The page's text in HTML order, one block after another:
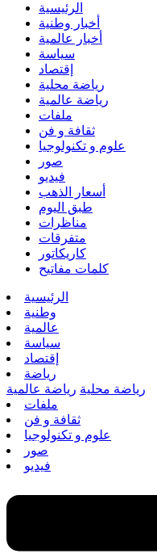
الرئيسية
أخبار وطنية
أخبار عالمية
سياسة
إقتصاد
رياضة محلية
رياضة عالمية
ملفات
ثقافة و فن
علوم و تكنولوجيا
صور
فيديو
أسعار الذهب
طبق اليوم
مناظرات
متفرقات
كاريكاتور
كلمات مفاتيح
الرئيسية
وطنية
عالمية
سياسة
إقتصاد
رياضة
رياضة محلية رياضة عالمية
ملفات
ثقافة و فن
علوم و تكنولوجيا
صور
فيديو